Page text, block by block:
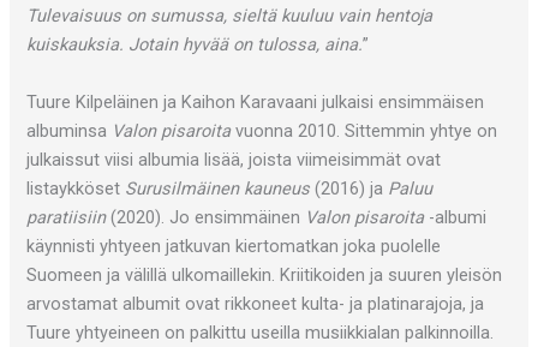
Tulevaisuus on sumussa, sieltä kuuluu vain hentoja
kuiskauksia. Jotain hyvää on tulossa, aina.”
Tuure Kilpeläinen ja Kaihon Karavaani julkaisi ensimmäisen
albuminsa Valon pisaroita vuonna 2010. Sittemmin yhtye on
julkaissut viisi albumia lisää, joista viimeisimmät ovat
listaykköset Surusilmäinen kauneus (2016) ja Paluu
paratiisiin(2020). Jo ensimmäinen Valon pisaroita -albumi
käynnisti yhtyeen jatkuvan kiertomatkan joka puolelle
Suomeen ja välillä ulkomaillekin. Kriitikoiden ja suuren yleisön
arvostamat albumit ovat rikkoneet kulta- ja platinarajoja, ja
Tuure yhtyeineen on palkittu useilla musiikkialan palkinnoilla.